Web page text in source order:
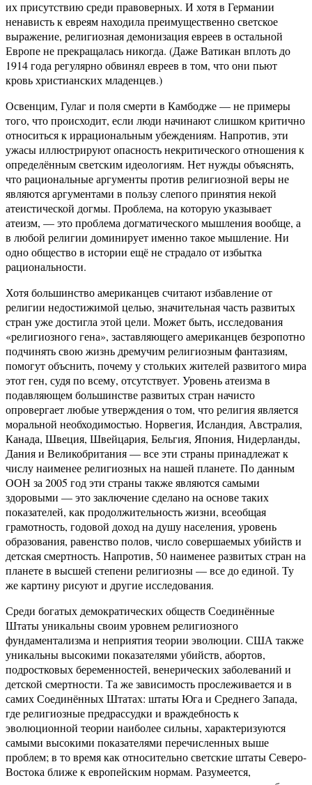
их присутствию среди правоверных. И хотя в Германии
ненависть к евреям находила преимущественно светское
выражение, религиозная демонизация евреев в остальной
Европе не прекращалась никогда. (Даже Ватикан вплоть до
1914 года регулярно обвинял евреев в том, что они пьют
кровь христианских младенцев.)
Освенцим, Гулаг и поля смерти в Камбодже — не примеры
того, что происходит, если люди начинают слишком критично
относиться к иррациональным убеждениям. Напротив, эти
ужасы иллюстрируют опасность некритического отношения к
определённым светским идеологиям. Нет нужды объяснять,
что рациональные аргументы против религиозной веры не
являются аргументами в пользу слепого принятия некой
атеистической догмы. Проблема, на которую указывает
атеизм, — это проблема догматического мышления вообще, а
в любой религии доминирует именно такое мышление. Ни
одно общество в истории ещё не страдало от избытка
рациональности.
Хотя большинство американцев считают избавление от
религии недостижимой целью, значительная часть развитых
стран уже достигла этой цели. Может быть, исследования
«религиозного гена», заставляющего американцев безропотно
подчинять свою жизнь дремучим религиозным фантазиям,
помогут объснить, почему у стольких жителей развитого мира
этот ген, судя по всему, отсутствует. Уровень атеизма в
подавляющем большинстве развитых стран начисто
опровергает любые утверждения о том, что религия является
моральной необходимостью. Норвегия, Исландия, Австралия,
Канада, Швеция, Швейцария, Бельгия, Япония, Нидерланды,
Дания и Великобритания — все эти страны принадлежат к
числу наименее религиозных на нашей планете. По данным
ООН за 2005 год эти страны также являются самыми
здоровыми — это заключение сделано на основе таких
показателей, как продолжительность жизни, всеобщая
грамотность, годовой доход на душу населения, уровень
образования, равенство полов, число совершаемых убийств и
детская смертность. Напротив, 50 наименее развитых стран на
планете в высшей степени религиозны — все до единой. Ту
же картину рисуют и другие исследования.
Среди богатых демократических обществ Соединённые
Штаты уникальны своим уровнем религиозного
фундаментализма и неприятия теории эволюции. США также
уникальны высокими показателями убийств, абортов,
подростковых беременностей, венерических заболеваний и
детской смертности. Та же зависимость прослеживается и в
самих Соединённых Штатах: штаты Юга и Среднего Запада,
где религиозные предрассудки и враждебность к
эволюционной теории наиболее сильны, характеризуются
самыми высокими показателями перечисленных выше
проблем; в то время как относительно светские штаты Северо-
Востока ближе к европейским нормам. Разумеется,